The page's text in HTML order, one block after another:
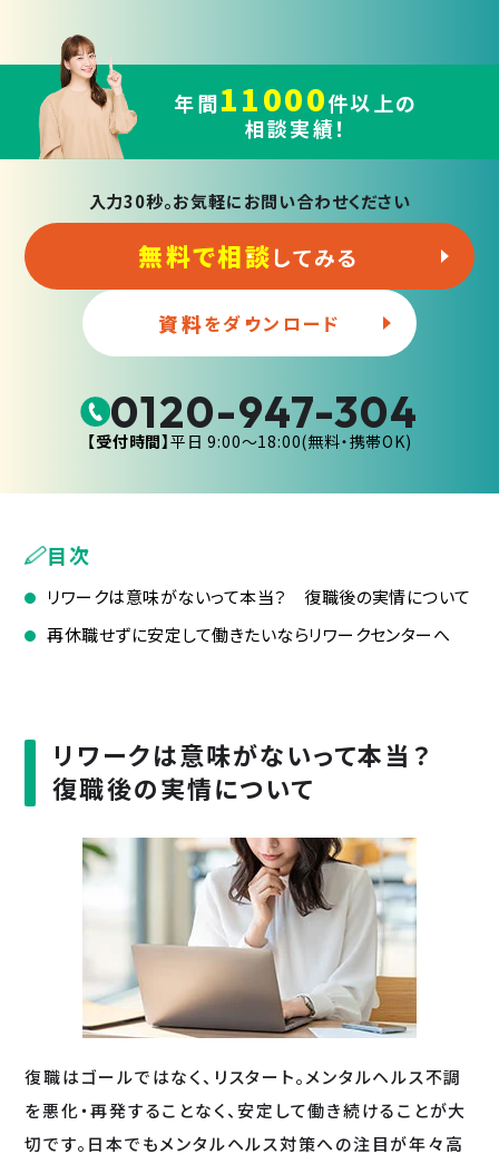
年間11000件以上の
相談実績！
入力30秒。お気軽にお問い合わせください
無料で相談してみる
資料をダウンロード
0120-947-304
【受付時間】平日 9:00〜18:00(無料・携帯OK)
目次
リワークは意味がないって本当？ 復職後の実情について
再休職せずに安定して働きたいならリワークセンターへ
リワークは意味がないって本当？
復職後の実情について
復職はゴールではなく、リスタート。メンタルヘルス不調
を悪化・再発することなく、安定して働き続けることが大
切です。日本でもメンタルヘルス対策への注目が年々高